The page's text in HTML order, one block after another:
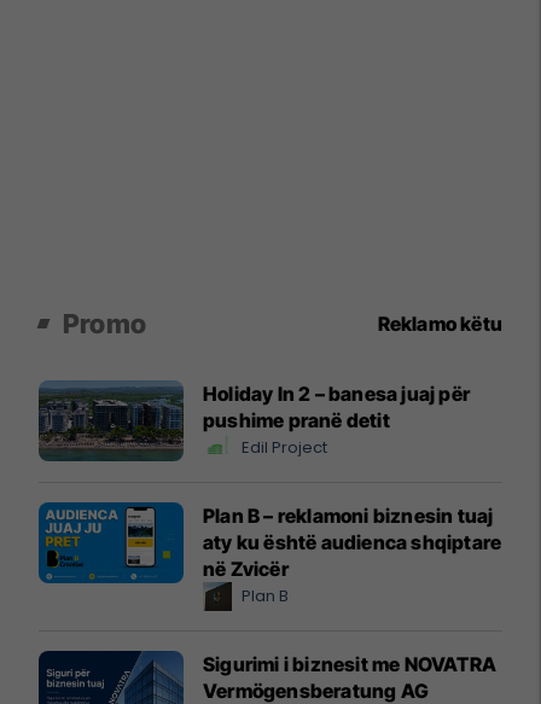
Promo Reklamo këtu
Holiday In 2 – banesa juaj për
pushime pranë detit
Edil Project
Plan B – reklamoni biznesin tuaj
aty ku është audienca shqiptare
në Zvicër
Plan B
Sigurimi i biznesit me NOVATRA
Vermögensberatung AG